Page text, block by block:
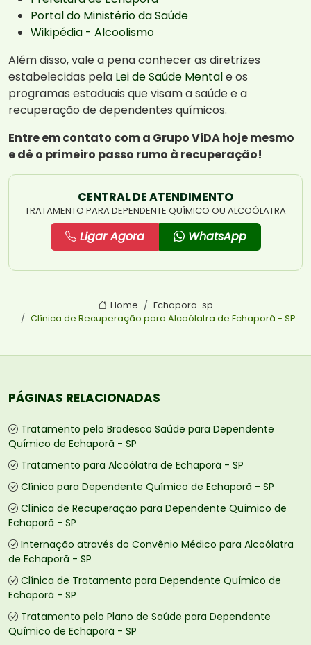
Portal do Ministério da Saúde
Wikipédia - Alcoolismo
Além disso, vale a pena conhecer as diretrizes
estabelecidas pela Lei de Saúde Mentale os
programas estaduais que visam a saúde e a
recuperação de dependentes químicos.
Entre em contato com a Grupo ViDA hoje mesmo
e dê o primeiro passo rumo à recuperação!
CENTRAL DE ATENDIMENTO
TRATAMENTO PARA DEPENDENTE QUÍMICO OU ALCOÓLATRA
Ligar Agora WhatsApp
Home
Echapora-sp
Clínica de Recuperação para Alcoólatra de Echaporã - SP
PÁGINAS RELACIONADAS
Tratamento pelo Bradesco Saúde para Dependente
Químico de Echaporã - SP
Tratamento para Alcoólatra de Echaporã - SP
Clínica para Dependente Químico de Echaporã - SP
Clínica de Recuperação para Dependente Químico de
Echaporã - SP
Internação através do Convênio Médico para Alcoólatra
de Echaporã - SP
Clínica de Tratamento para Dependente Químico de
Echaporã - SP
Tratamento pelo Plano de Saúde para Dependente
Químico de Echaporã - SP